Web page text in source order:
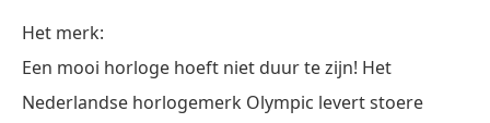
Het merk:
Een mooi horloge hoeft niet duur te zijn! Het
Nederlandse horlogemerk Olympic levert stoere